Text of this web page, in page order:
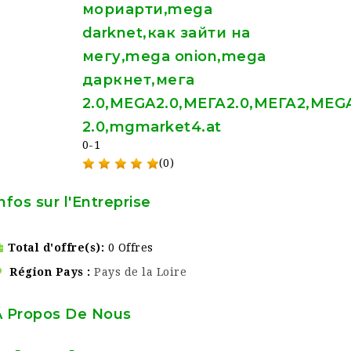
мориарти,mega
darknet,как зайти на
мегу,mega onion,mega
даркнет,мега
2.0,mgmarket4.at
0-1
(0)
sur l'Entreprise
Total d'offre(s)
0 Offres
Région Pays
Pays de la Loire
Propos De Nous